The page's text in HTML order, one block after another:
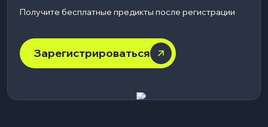
Получите бесплатные предикты после регистрации
Зарегистрироваться